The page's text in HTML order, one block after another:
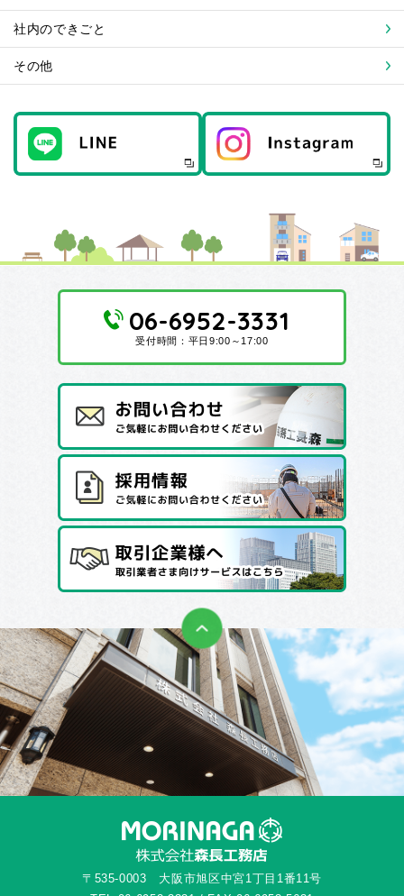
社内のできごと
その他
06-6952-3331
受付時間：平日9:00～17:00
〒535-0003 大阪市旭区中宮1丁目1番11号